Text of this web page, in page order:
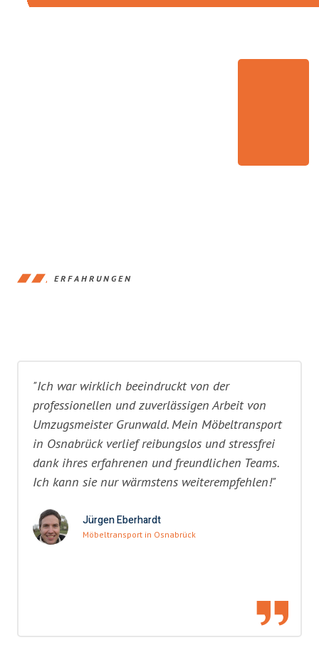
ERFAHRUNGEN
"Ich war wirklich beeindruckt von der
professionellen und zuverlässigen Arbeit von
Umzugsmeister Grunwald. Mein Möbeltransport
in Osnabrück verlief reibungslos und stressfrei
dank ihres erfahrenen und freundlichen Teams.
Ich kann sie nur wärmstens weiterempfehlen!"
Jürgen Eberhardt
Möbeltransport in Osnabrück